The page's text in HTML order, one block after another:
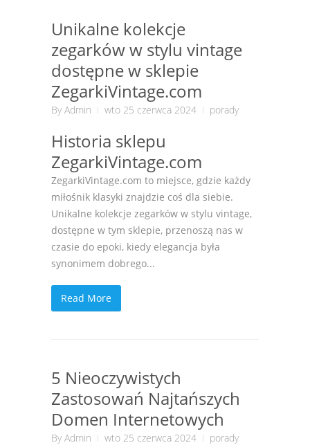
Unikalne kolekcje
zegarków w stylu vintage
dostępne w sklepie
ZegarkiVintage.com
ByAdmin wto 25 czerwca 2024 porady
Historia sklepu
ZegarkiVintage.com
ZegarkiVintage.com to miejsce, gdzie każdy
miłośnik klasyki znajdzie coś dla siebie.
Unikalne kolekcje zegarków w stylu vintage,
dostępne w tym sklepie, przenoszą nas w
czasie do epoki, kiedy elegancja była
synonimem dobrego...
Read More
5 Nieoczywistych
Zastosowań Najtańszych
Domen Internetowych
ByAdmin wto 25 czerwca 2024 porady